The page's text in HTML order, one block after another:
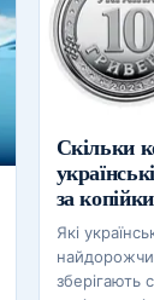
Скільки
за копійки
Які
зберігають